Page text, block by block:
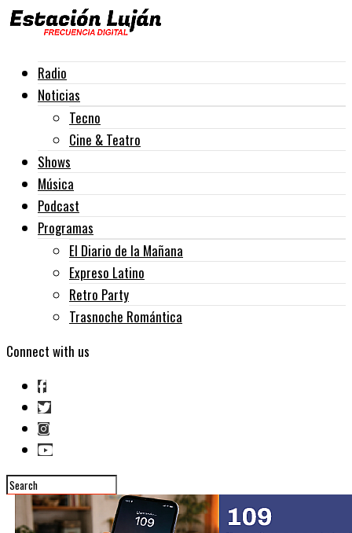
Radio
Noticias
Tecno
Cine & Teatro
Shows
Música
Podcast
Programas
El Diario de la Mañana
Expreso Latino
Retro Party
Trasnoche Romántica
Connect with us